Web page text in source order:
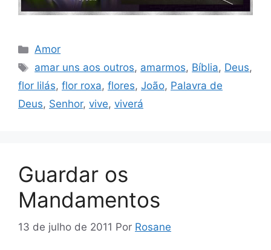
Categorias
Amor
Tags
amar uns aos outros, amarmos, Bíblia, Deus,
flor lilás, flor roxa, flores, João, Palavra de
Deus, Senhor, vive, viverá
Guardar os
Mandamentos
13 de julho de 2011 Por Rosane